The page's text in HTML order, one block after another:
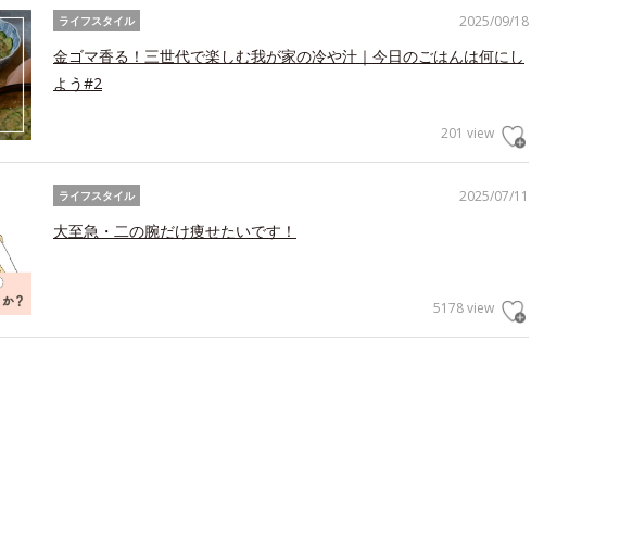
2025/09/18
ライフスタイル
金ゴマ香る！三世代で楽しむ我が家の冷や汁｜今日のごはんは何にし
よう#2
201 view
2025/07/11
ライフスタイル
大至急・二の腕だけ痩せたいです！
5178 view